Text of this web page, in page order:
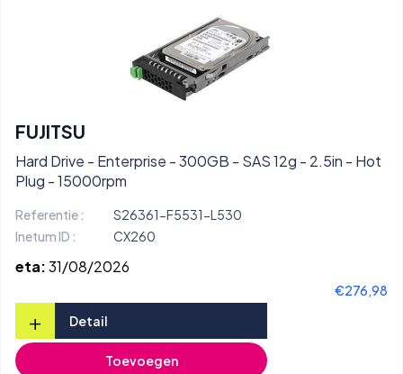
FUJITSU
Hard Drive - Enterprise - 300GB - SAS 12g - 2.5in - Hot
Plug - 15000rpm
Referentie :
S26361-F5531-L530
Inetum ID :
CX260
eta:31/08/2026
€276,98
+ Detail
Toevoegen